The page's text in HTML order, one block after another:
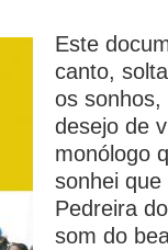
Este
canto,
os
desejo de
monólogo
sonhei
Pedreira
som do